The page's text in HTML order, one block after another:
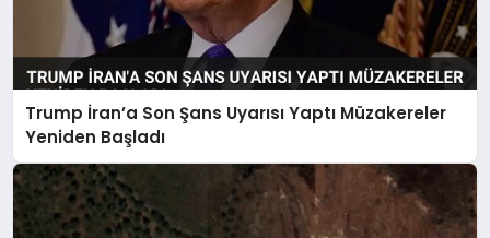
Trump İran’a Son Şans Uyarısı Yaptı Müzakereler
Yeniden Başladı